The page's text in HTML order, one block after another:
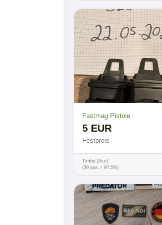
Fastmag Pistole
5 EUR
Festpreis
Timbo [Ace]
(39 pos. / 97.5%)